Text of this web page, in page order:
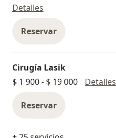
Detalles
Reservar
Cirugía Lasik
$ 1 900 - $ 19 000
Detalles
Reservar